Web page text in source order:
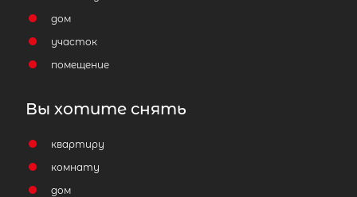
Популярное
дом
участок
помещение
Вы хотите снять
квартиру
комнату
дом